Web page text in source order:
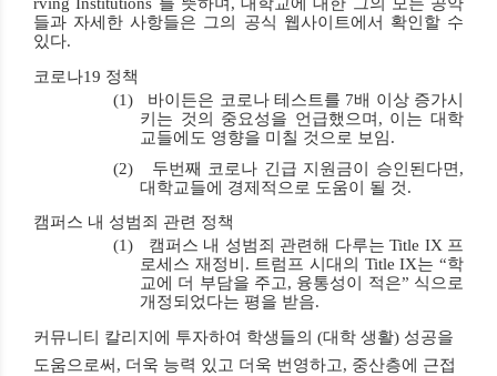
rving Institutions 를 뜻하며 , 대학교에 대한 그의 모든 공약
들과 자세한 사항들은 그의 공식 웹사이트에서 확인할 수
있다.
코로나19 정책
(1)
바이든은 코로나 테스트를 7배 이상 증가시
키는 것의 중요성을 언급했으며 , 이는 대학
교들에도 영향을 미칠 것으로 보임.
(2)
두번째 코로나 긴급 지원금이 승인된다면,
대학교들에 경제적으로 도움이 될 것.
캠퍼스 내 성범죄 관련 정책
(1)
캠퍼스 내 성범죄 관련해 다루는 Title IX 프
로세스 재정비 . 트럼프 시대의 Title IX는 “학
교에 더 부담을 주고, 융통성이 적은” 식으로
개정되었다는 평을 받음.
커뮤니티 칼리지에 투자하여 학생들의 (대학 생활) 성공을
도움으로써 , 더욱 능력 있고 더욱 번영하고, 중산층에 근접